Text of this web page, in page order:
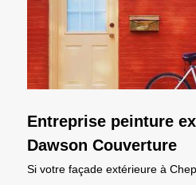
Entreprise peinture
Dawson Couverture
Si votre façade extérieure à